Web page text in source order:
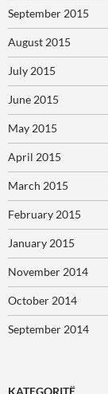
September 2015
August 2015
July 2015
June 2015
May 2015
April 2015
March 2015
February 2015
January 2015
November 2014
October 2014
September 2014
KATEGORITË